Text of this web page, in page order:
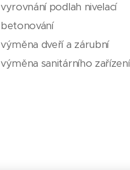
vyrovnání podlah nivelací
betonování
výměna dveří a zárubní
výměna sanitárního